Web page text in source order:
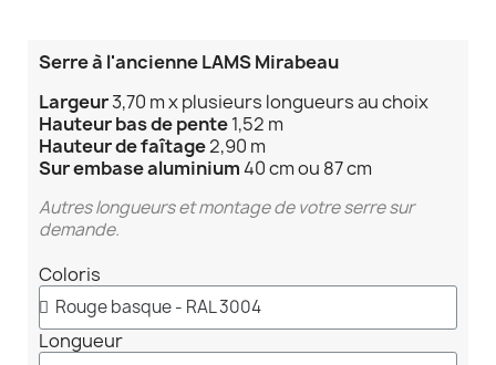
Serre à l'ancienne LAMS Mirabeau
Largeur3,70 m x plusieurs longueurs au choix
Hauteur bas depente1,52 m
Hauteur de faîtage2,90 m
Sur embase aluminium40 cm ou 87 cm
Autres longueurs et montage de votre serre sur
demande.
Coloris
Longueur